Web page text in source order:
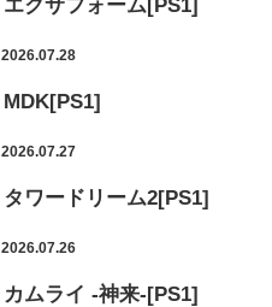
エクサフォーム[PS1]
2026.07.28
MDK[PS1]
2026.07.27
タワードリーム2[PS1]
2026.07.26
カムライ -神来-[PS1]